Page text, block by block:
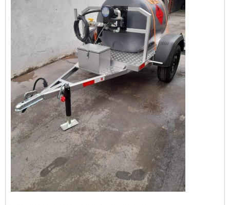
polietileno altamente qualificada, consegue
encontrar o site da Nami Sol...